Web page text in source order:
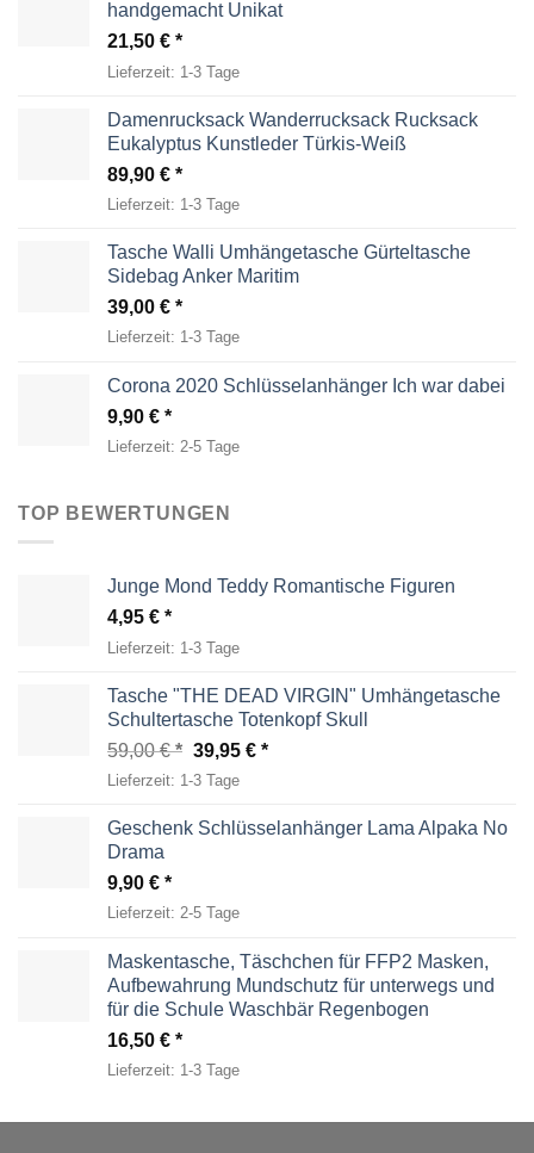
handgemacht Unikat
21,50 €
Lieferzeit: 1-3 Tage
Damenrucksack Wanderrucksack Rucksack
Eukalyptus Kunstleder Türkis-Weiß
89,90 €
Lieferzeit: 1-3 Tage
Tasche Walli Umhängetasche Gürteltasche
Sidebag Anker Maritim
39,00 €
Lieferzeit: 1-3 Tage
Corona 2020 Schlüsselanhänger Ich war dabei
9,90 €
Lieferzeit: 2-5 Tage
TOP BEWERTUNGEN
Junge Mond Teddy Romantische Figuren
4,95 €
Lieferzeit: 1-3 Tage
Tasche "THE DEAD VIRGIN" Umhängetasche
Schultertasche Totenkopf Skull
59,00€
Ursprünglicher
Preis
59,00 €
39,95 € Aktueller
39,95 €.
Lieferzeit: 1-3 Tage
Geschenk Schlüsselanhänger Lama Alpaka No
Drama
9,90 €
Lieferzeit: 2-5 Tage
Maskentasche, Täschchen für FFP2 Masken,
Aufbewahrung Mundschutz für unterwegs und
für die Schule Waschbär Regenbogen
16,50 €
Lieferzeit: 1-3 Tage